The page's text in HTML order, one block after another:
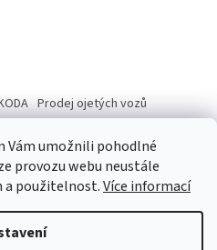
Vám umožnili pohodlné
provozu webu neustále
a použitelnost.Více informací
Prodej ojetých vozů